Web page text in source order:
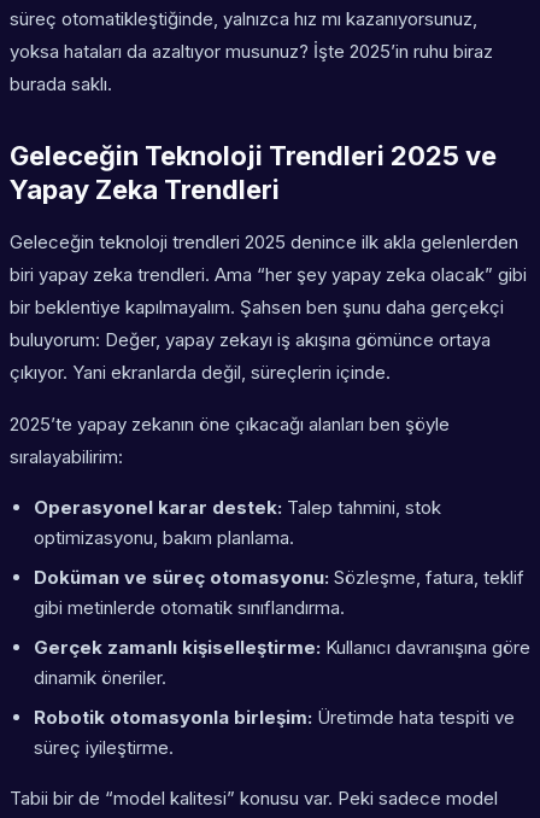
süreç otomatikleştiğinde, yalnızca hız mı kazanıyorsunuz,
yoksa hataları da azaltıyor musunuz? İşte 2025’in ruhu biraz
burada saklı.
Geleceğin Teknoloji Trendleri 2025 ve
Yapay Zeka Trendleri
Geleceğin teknoloji trendleri 2025 denince ilk akla gelenlerden
biri yapay zeka trendleri. Ama “her şey yapay zeka olacak” gibi
bir beklentiye kapılmayalım. Şahsen ben şunu daha gerçekçi
buluyorum: Değer, yapay zekayı iş akışına gömünce ortaya
çıkıyor. Yani ekranlarda değil, süreçlerin içinde.
2025’te yapay zekanın öne çıkacağı alanları ben şöyle
sıralayabilirim:
Operasyonel karar destek: Talep tahmini, stok
optimizasyonu, bakım planlama.
Doküman ve süreç otomasyonu: Sözleşme, fatura, teklif
gibi metinlerde otomatik sınıflandırma.
Gerçek zamanlı kişiselleştirme: Kullanıcı davranışına göre
dinamik öneriler.
Robotik otomasyonla birleşim: Üretimde hata tespiti ve
süreç iyileştirme.
Tabii bir de “model kalitesi” konusu var. Peki sadece model